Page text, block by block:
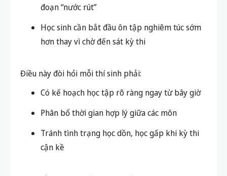
đoạn “nước rút”
Học sinh cần bắt đầu ôn tập nghiêm túc sớm
hơn thay vì chờ đến sát kỳ thi
Điều này đòi hỏi mỗi thí sinh phải:
Có kế hoạch học tập rõ ràng ngay từ bây giờ
Phân bổ thời gian hợp lý giữa các môn
Tránh tình trạng học dồn, học gấp khi kỳ thi
cận kề